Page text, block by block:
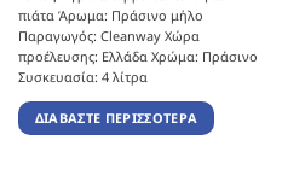
πιάτα Άρωμα: Πράσινο μήλο
Παραγωγός: Cleanway Χώρα
προέλευσης: Ελλάδα Χρώμα: Πράσινο
Συσκευασία: 4 λίτρα
ΔΙΑΒΆΣΤΕ ΠΕΡΙΣΣΌΤΕΡΑ